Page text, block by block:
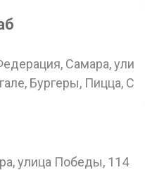
Самара,
Бургеры, Пицца,
улица Победы, 114